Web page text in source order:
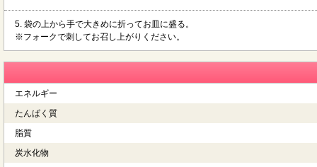
5. 袋の上から手で大きめに折ってお皿に盛る。
※フォークで刺してお召し上がりください。
エネルギー
たんぱく質
脂質
炭水化物